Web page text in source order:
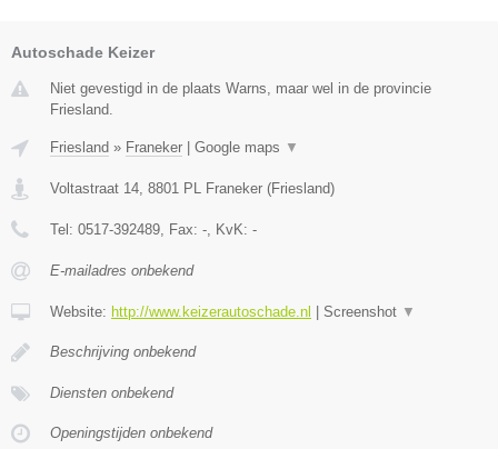
Autoschade Keizer
Niet gevestigd in de plaats Warns, maar wel in de provincie
Friesland.
Friesland » Franeker | Google maps ▼
Voltastraat 14 8801 PL Franeker (Friesland)
Tel: 0517-392489 , Fax: - , KvK: -
E-mailadres onbekend
Website: http://www.keizerautoschade.nl | Screenshot ▼
Beschrijving onbekend
Diensten onbekend
Openingstijden onbekend